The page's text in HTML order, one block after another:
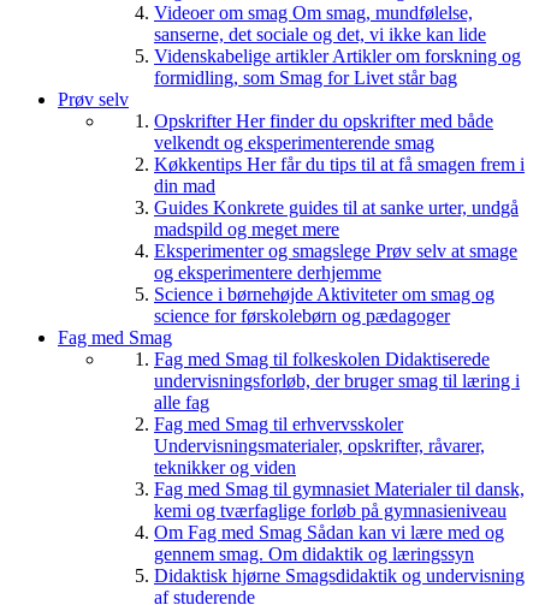
Videoer om smag Om smag, mundfølelse,
sanserne, det sociale og det, vi ikke kan lide
Videnskabelige artiklerArtikler om forskning og
formidling, som Smag for Livet står bag
Prøv selv
OpskrifterHer finder du opskrifter med både
velkendt og eksperimenterende smag
Køkkentips Her får du tips til at få smagen frem i
din mad
Guides Konkrete guides til at sanke urter, undgå
madspild og meget mere
Eksperimenter og smagslege Prøv selv at smage
og eksperimentere derhjemme
Science i børnehøjde Aktiviteter om smag og
science for førskolebørn og pædagoger
Fag med Smag
Fag med Smag til folkeskolen Didaktiserede
undervisningsforløb, der bruger smag til læring i
alle fag
Fag med Smag til erhvervsskoler
Undervisningsmaterialer, opskrifter, råvarer,
teknikker og viden
Fag med Smag til gymnasiet Materialer til dansk,
kemi og tværfaglige forløb på gymnasieniveau
Om Fag med Smag Sådan kan vi lære med og
gennem smag. Om didaktik og læringssyn
Didaktisk hjørne Smagsdidaktik og undervisning
af studerende